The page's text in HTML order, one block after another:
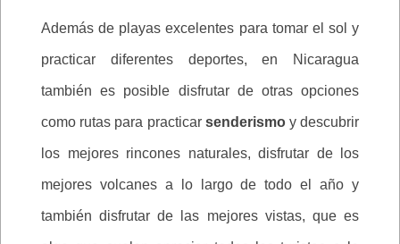
Además de playas excelentes para tomar el sol y
practicar diferentes deportes, en Nicaragua
también es posible disfrutar de otras opciones
como rutas para practicar senderismo y descubrir
los mejores rincones naturales, disfrutar de los
mejores volcanes a lo largo de todo el año y
también disfrutar de las mejores vistas, que es